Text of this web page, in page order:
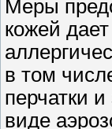
Меры
кожей
в том
перчатки
виде